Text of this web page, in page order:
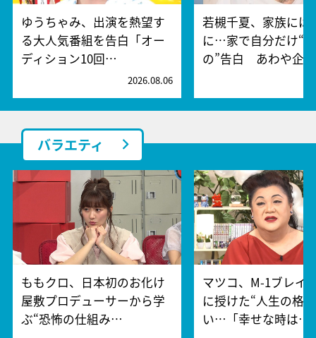
ゆうちゃみ、出演を熱望す
る大人気番組を告白「オー
ディション10回…
2026.08.06
若槻千夏、家族には
に…家で自分だけ“
の”告白 あわや企…
バラエティ
ももクロ、日本初のお化け
屋敷プロデューサーから学
ぶ“恐怖の仕組み…
マツコ、M-1ブレイ
に授けた“人生の格
い…「幸せな時は…